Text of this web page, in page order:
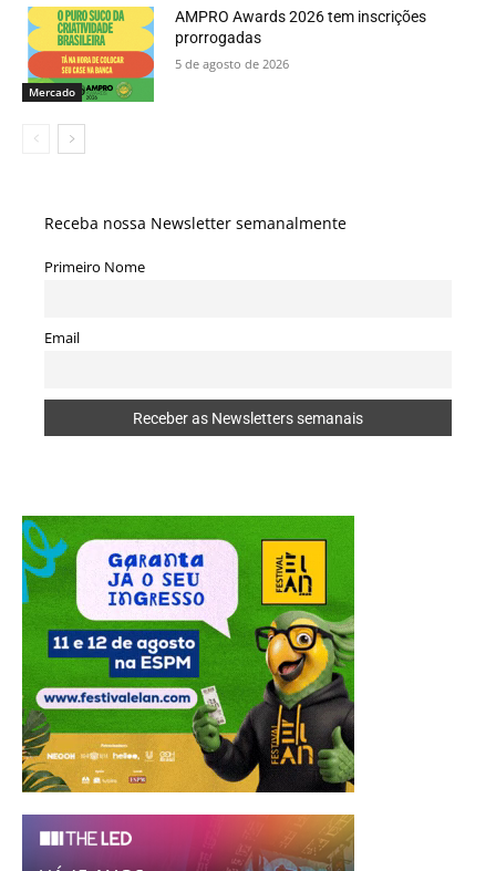
Mercado
AMPRO Awards 2026 tem inscrições
prorrogadas
5 de agosto de 2026
Receba nossa Newsletter semanalmente
Primeiro Nome
Email